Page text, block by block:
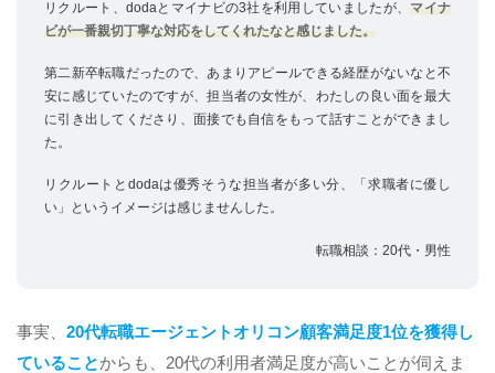
リクルート、dodaとマイナビの3社を利用していましたが、マイナ
ビが一番親切丁寧な対応をしてくれたなと感じました。
第二新卒転職だったので、あまりアピールできる経歴がないなと不
安に感じていたのですが、担当者の女性が、わたしの良い面を最大
に引き出してくださり、面接でも自信をもって話すことができまし
た。
リクルートとdodaは優秀そうな担当者が多い分、「求職者に優し
い」というイメージは感じませんした。
転職相談：20代・男性
事実、 20代転職エージェントオリコン顧客満足度1位を獲得し
ていることからも、20代の利用者満足度が高いことが伺えま